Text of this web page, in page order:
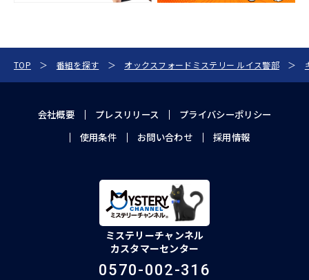
TOP 番組を探す オックスフォードミステリー ルイス警部
会社概要 プレスリリース
プライバシーポリシー
使用条件
お問い合わせ 採用情報
ミステリーチャンネル
カスタマーセンター
0570-002-316